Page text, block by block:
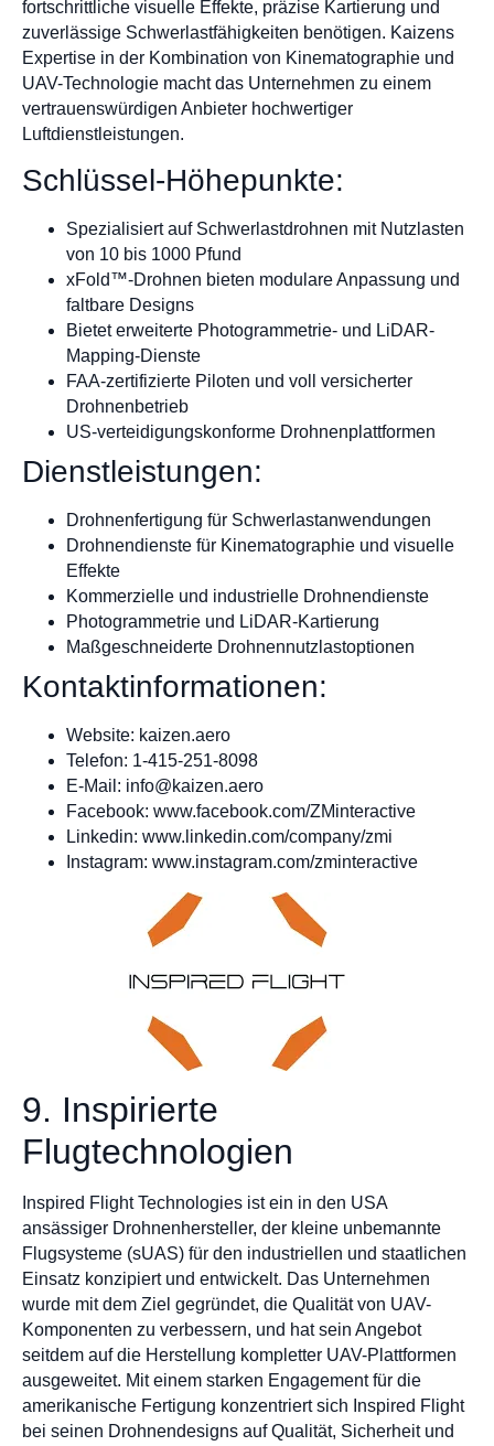
fortschrittliche visuelle Effekte, präzise Kartierung und
zuverlässige Schwerlastfähigkeiten benötigen. Kaizens
Expertise in der Kombination von Kinematographie und
UAV-Technologie macht das Unternehmen zu einem
vertrauenswürdigen Anbieter hochwertiger
Luftdienstleistungen.
Schlüssel-Höhepunkte:
Spezialisiert auf Schwerlastdrohnen mit Nutzlasten
von 10 bis 1000 Pfund
xFold™-Drohnen bieten modulare Anpassung und
faltbare Designs
Bietet erweiterte Photogrammetrie- und LiDAR-
Mapping-Dienste
FAA-zertifizierte Piloten und voll versicherter
Drohnenbetrieb
US-verteidigungskonforme Drohnenplattformen
Dienstleistungen:
Drohnenfertigung für Schwerlastanwendungen
Drohnendienste für Kinematographie und visuelle
Effekte
Kommerzielle und industrielle Drohnendienste
Photogrammetrie und LiDAR-Kartierung
Maßgeschneiderte Drohnennutzlastoptionen
Kontaktinformationen:
Website: kaizen.aero
Telefon: 1-415-251-8098
E-Mail: info@kaizen.aero
Facebook: www.facebook.com/ZMinteractive
Linkedin: www.linkedin.com/company/zmi
Instagram: www.instagram.com/zminteractive
9. Inspirierte
Flugtechnologien
Inspired Flight Technologies ist ein in den USA
ansässiger Drohnenhersteller, der kleine unbemannte
Flugsysteme (sUAS) für den industriellen und staatlichen
Einsatz konzipiert und entwickelt. Das Unternehmen
wurde mit dem Ziel gegründet, die Qualität von UAV-
Komponenten zu verbessern, und hat sein Angebot
seitdem auf die Herstellung kompletter UAV-Plattformen
ausgeweitet. Mit einem starken Engagement für die
amerikanische Fertigung konzentriert sich Inspired Flight
bei seinen Drohnendesigns auf Qualität, Sicherheit und